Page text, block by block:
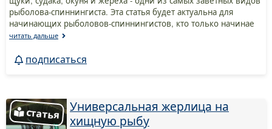
рыболова-спиннингиста. Эта статья будет актуальна для
начинающих рыболовов-спиннингистов, кто только начинае
читать дальше
подписаться
Универсальная жерлица на
хищную рыбу